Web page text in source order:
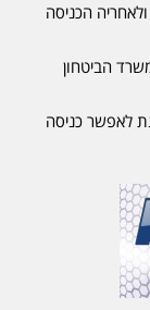
הכניסה
הביטחון
לאפשר כניסה